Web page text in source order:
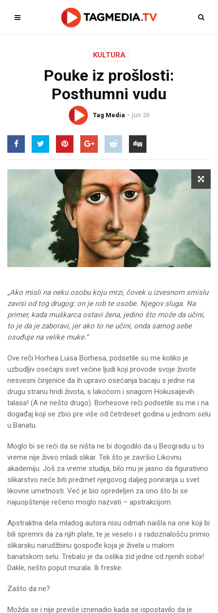
KULTURA
Pouke iz prošlosti:
Posthumni vudu
Tag Media jun 20
„Ako misli na neku osobu koju mrzi, čovek u izvesnom smislu
zavisi od tog drugog: on je rob te osobe. Njegov sluga. Na
primer, kada muškarca ostavi žena, jedino što može da učini,
to je da je zaboravi, jer ako to ne učini, onda samog sebe
osuđuje na velike muke.“
Ove reči Horhea Luisa Borhesa, podsetile su me koliko je
uzbudljiv osećajni svet većine ljudi koji provode svoje živote
nesvesni činjenice da ih upravo osećanja bacaju s jedne na
drugu stranu hridi života, s lakoćom i snagom Hokusaijevih
talasa! (A ne nešto drugo). Borhesove reči podsetile su me i na
događaj koji se zbio pre više od četrdeset godina u jednom selu
u Banatu.
Moglo bi se reći da se ništa ne bi dogodilo da u Beogradu u to
vreme nije živeo mladi slikar. Tek što je završio Likovnu
akademiju. Još za vreme studija, bilo mu je jasno da figurativno
slikarstvo neće biti predmet njegovog daljeg poniranja u svet
likovne umetnosti. Već je bio opredeljen za ono što bi se
najuopštenije rečeno moglo nazvati – apstrakcijom.
Apstraktna dela mladog autora nisu odmah naišla na one koji bi
bili spremni da za njih plate, te je veselo i s radoznalošću primio
slikarsku narudžbinu gospođe koja je živela u malom
banatskom selu. Trebalo je da oslika zid jedne od njenih soba!
Dakle, nešto poput murala. Ili freske.
Zašto da ne?
Možda se i nije previše iznenadio kada se ispostavilo da je